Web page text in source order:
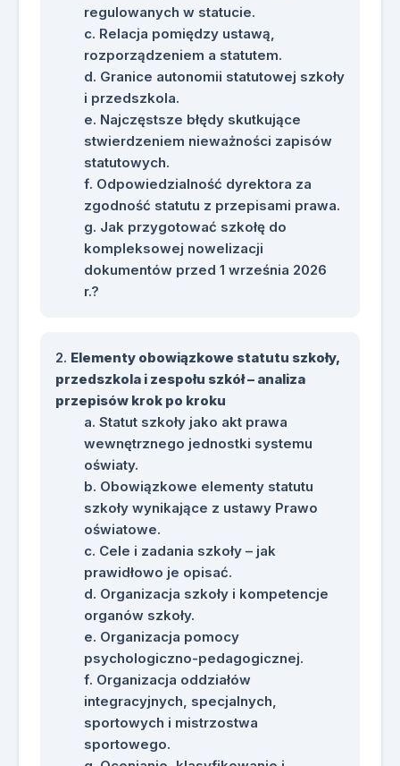
regulowanych w statucie.
Relacja pomiędzy ustawą,
rozporządzeniem a statutem.
Granice autonomii statutowej szkoły
i przedszkola.
Najczęstsze błędy skutkujące
stwierdzeniem nieważności zapisów
statutowych.
Odpowiedzialność dyrektora za
zgodność statutu z przepisami prawa.
Jak przygotować szkołę do
kompleksowej nowelizacji
dokumentów przed 1 września 2026
r.?
Elementy obowiązkowe statutu szkoły,
przedszkola i zespołu szkół – analiza
przepisów krok po kroku
Statut szkoły jako akt prawa
wewnętrznego jednostki systemu
oświaty.
Obowiązkowe elementy statutu
szkoły wynikające z ustawy Prawo
oświatowe.
Cele i zadania szkoły – jak
prawidłowo je opisać.
Organizacja szkoły i kompetencje
organów szkoły.
Organizacja pomocy
psychologiczno-pedagogicznej.
Organizacja oddziałów
integracyjnych, specjalnych,
sportowych i mistrzostwa
sportowego.